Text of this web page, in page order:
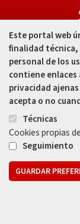
957
957
Mapa web
Este portal web
finalidad técnica,
personal de los
contiene
privacidad
acepta o no
Técnicas
Cookies propias
Seguimiento
GUARDAR